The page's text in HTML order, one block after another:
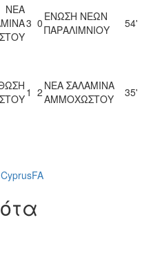
ΝΕΑ
3 0 ΕΝΩΣΗ ΝΕΩΝ
ΠΑΡΑΛΙΜΝΙΟΥ
54'
1 2 ΝΕΑ ΣΑΛΑΜΙΝΑ
ΑΜΜΟΧΩΣΤΟΥ
35'